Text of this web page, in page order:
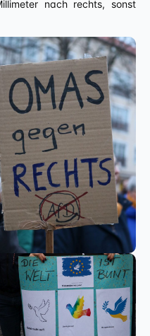
nach rechts, sonst